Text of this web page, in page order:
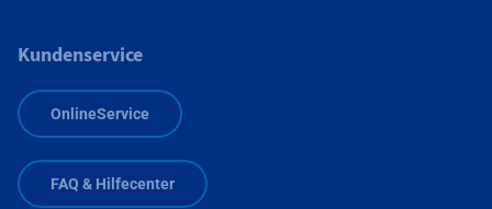
Kundenservice
OnlineService
FAQ & Hilfecenter